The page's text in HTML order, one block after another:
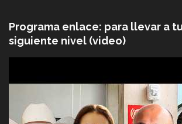
Programa enlace: para llevar a
siguiente nivel (video)